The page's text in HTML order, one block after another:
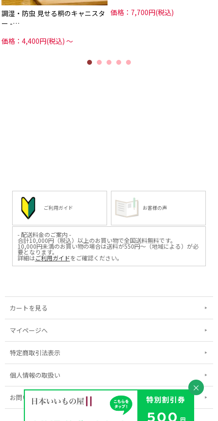
調湿・防虫 見せる桐のキャニスタ
ー -…
価格：4,400円(税込)～
価格：7,700円(税込)
ご利用ガイド お客様の声
- 配送料金のご案内 -
合計10,000円（税込）以上のお買い物で全国送料無料です。
10,000円未満のお買い物の場合は送料が550円～（地域による）が必
要となります。
詳細はご利用ガイドをご確認ください。
カートを見る
マイページへ
特定商取引法表示
個人情報の取扱い
お問い合わせ
×